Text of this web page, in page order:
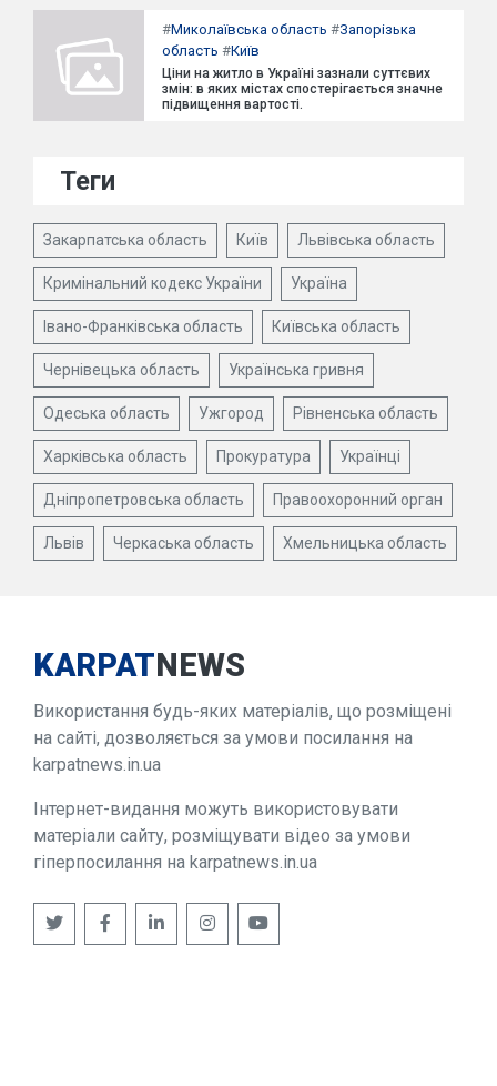
#Миколаївська область #Запорізька
область #Київ
Ціни на житло в Україні зазнали суттєвих
змін: в яких містах спостерігається значне
підвищення вартості.
Теги
Закарпатська область Київ Львівська область
Кримінальний кодекс України Україна
Івано-Франківська область Київська область
Чернівецька область Українська гривня
Одеська область Ужгород Рівненська область
Харківська область Прокуратура Українці
Дніпропетровська область Правоохоронний орган
Львів Черкаська область Хмельницька область
KARPATNEWS
Використання будь-яких матеріалів, що розміщені
на сайті, дозволяється за умови посилання на
karpatnews.in.ua
Інтернет-видання можуть використовувати
матеріали сайту, розміщувати відео за умови
гіперпосилання на karpatnews.in.ua